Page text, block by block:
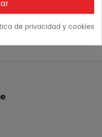
de privacidad y cookies